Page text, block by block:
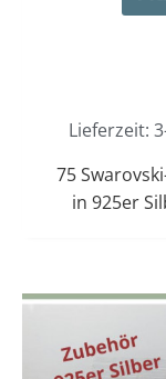
Lieferzeit:
75
in 925er